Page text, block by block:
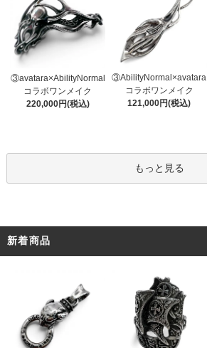
③avatara×AbilityNormal
コラボワンメイク
220,000円(税込)
③AbilityNormal×avatara
コラボワンメイク
121,000円(税込)
もっと見る
新着商品